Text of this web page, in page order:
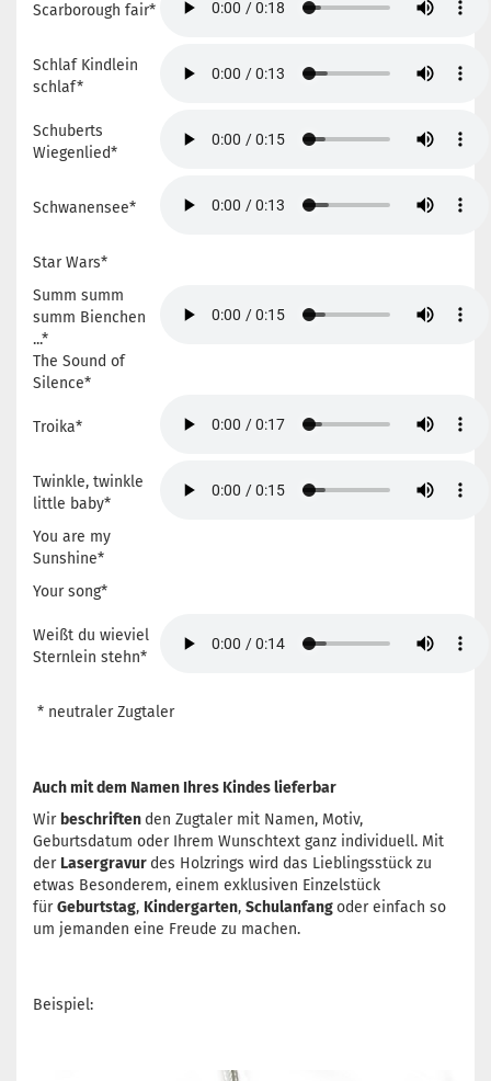
Scarborough fair*
Schlaf Kindlein
schlaf*
Schuberts
Wiegenlied*
Schwanensee*
Star Wars*
Summ summ
summ Bienchen
...*
The Sound of
Silence*
Troika*
Twinkle, twinkle
little baby*
You are my
Sunshine*
Your song*
Weißt du wieviel
Sternlein stehn*
* neutraler Zugtaler
Auch mit dem Namen Ihres Kindes lieferbar
Wir beschriften den Zugtaler mit Namen, Motiv,
Geburtsdatum oder Ihrem Wunschtext ganz individuell. Mit
der Lasergravur des Holzrings wird das Lieblingsstück zu
etwas Besonderem, einem exklusiven Einzelstück
fürGeburtstag, Kindergarten, Schulanfangoder einfach so
um jemanden eine Freude zu machen.
Beispiel: